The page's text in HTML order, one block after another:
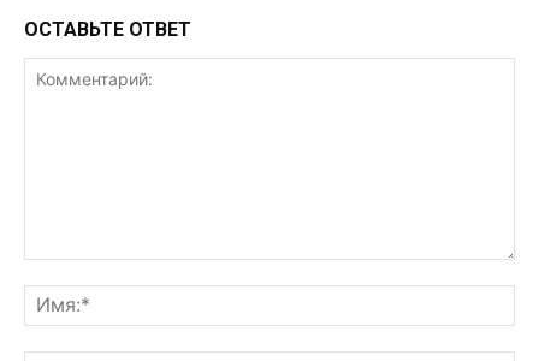
ОСТАВЬТЕ ОТВЕТ